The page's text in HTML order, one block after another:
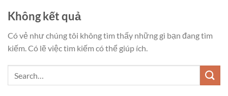
Không kết quả
Có vẻ như chúng tôi không tìm thấy những gì bạn đang tìm
kiếm. Có lẽ việc tìm kiếm có thể giúp ích.